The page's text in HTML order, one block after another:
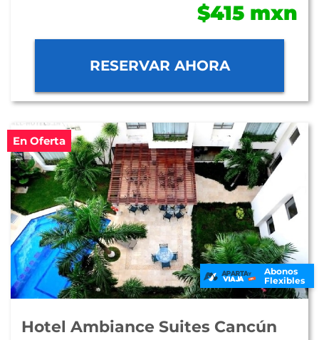
$415 mxn
RESERVAR AHORA
En Oferta
Abonos
Flexibles
Hotel Ambiance Suites Cancún